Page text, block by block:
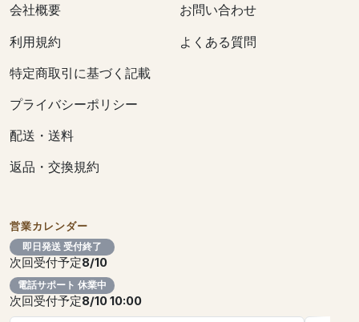
会社概要
利用規約
特定商取引に基づく記載
プライバシーポリシー
配送・送料
返品・交換規約
お問い合わせ
よくある質問
営業カレンダー
即日発送 受付終了
次回受付予定8/10
電話サポート 休業中
次回受付予定8/10 10:00